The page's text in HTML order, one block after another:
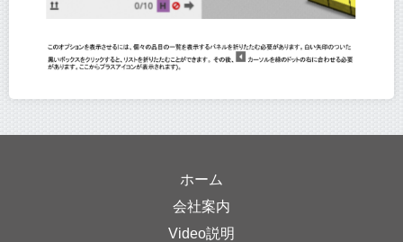
ホーム
会社案内
Video説明